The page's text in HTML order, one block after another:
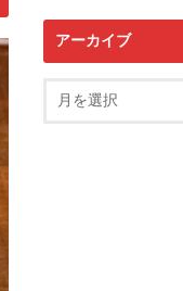
アーカイブ